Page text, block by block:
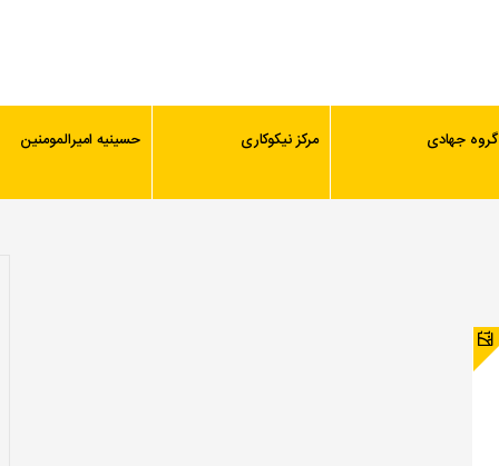
گروه جهادی مرکز نیکوکاری حسینیه امیرالمومنین